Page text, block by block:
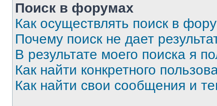
Поиск в форумах
Как осуществлять поиск в
Почему поиск не дает
В результате моего поиска я
Как найти конкретного
Как найти свои сообщения и